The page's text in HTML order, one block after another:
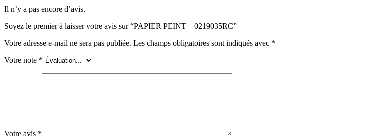
Il n’y a pas encore d’avis.
Soyez le premier à laisser votre avis sur “PAPIER PEINT – 0219035RC”
Votre adresse e-mail ne sera pas publiée. Les champs obligatoires sont indiqués avec *
Votre note *
Votre avis *